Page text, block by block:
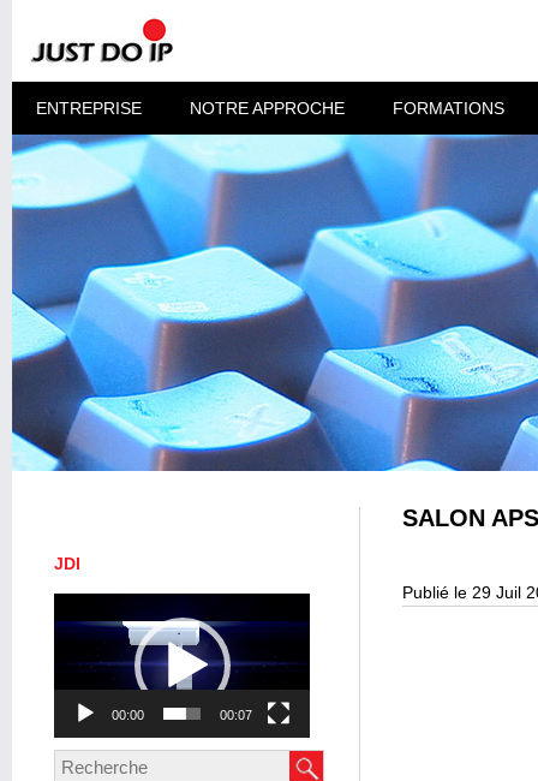
ENTREPRISE NOTRE APPROCHE FORMATIONS
JDI
vidéo
00:00 00:07
SALON
Publié le 29 Juil